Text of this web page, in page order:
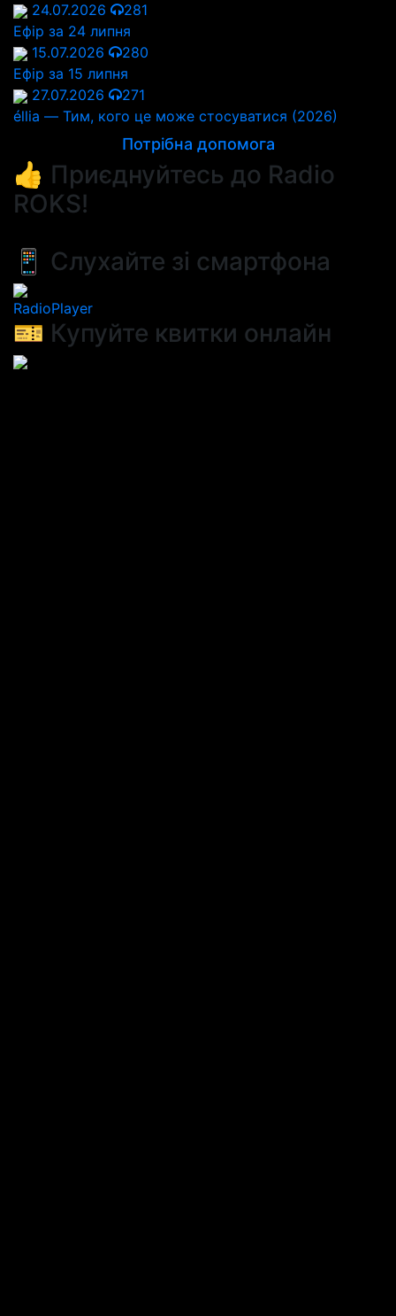
24.07.2026
281
Ефір за 24 липня
15.07.2026
280
Ефір за 15 липня
27.07.2026
271
éllia — Тим, кого це може стосуватися (2026)
Потрібна допомога
👍 Приєднуйтесь до Radio
ROKS!
📱 Слухайте зі смартфона
RadioPlayer
🎫 Купуйте квитки онлайн